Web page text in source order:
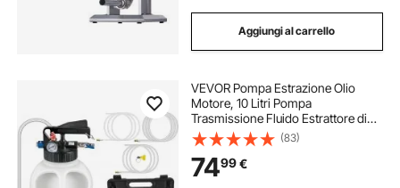
Aggiungi al carrello
VEVOR Pompa Estrazione Olio
Motore, 10 Litri Pompa
Trasmissione Fluido Estrattore di
Olio, 10L ATF Kit Cambio Olio
Manuale Sistema di Riempimento
Pompa del Liquido Strumento con
14 Adattatori Comuni
(83)
7499€